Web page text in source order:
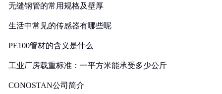
无缝钢管的常用规格及壁厚
生活中常见的传感器有哪些呢
PE100管材的含义是什么
工业厂房载重标准：一平方米能承受多少公斤
CONOSTAN公司简介